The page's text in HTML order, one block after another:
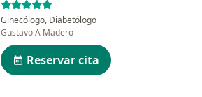
Ginecólogo, Diabetólogo
Gustavo A Madero
Reservar cita